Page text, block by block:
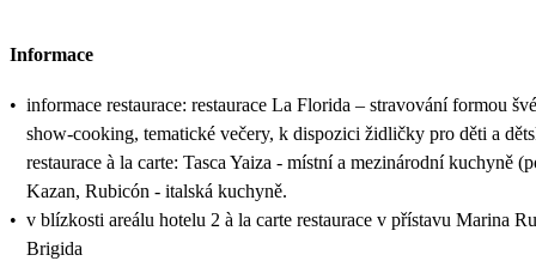
Informace
• informace restaurace: restaurace La Florida – stravování formou
show-cooking, tematické večery, k dispozici židličky pro děti a
restaurace à la carte: Tasca Yaiza - místní a mezinárodní kuchyně
Kazan, Rubicón - italská kuchyně.
• v blízkosti areálu hotelu 2 à la carte restaurace v přístavu Marina
Brigida